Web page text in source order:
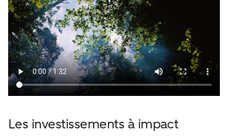
Les investissements à impact